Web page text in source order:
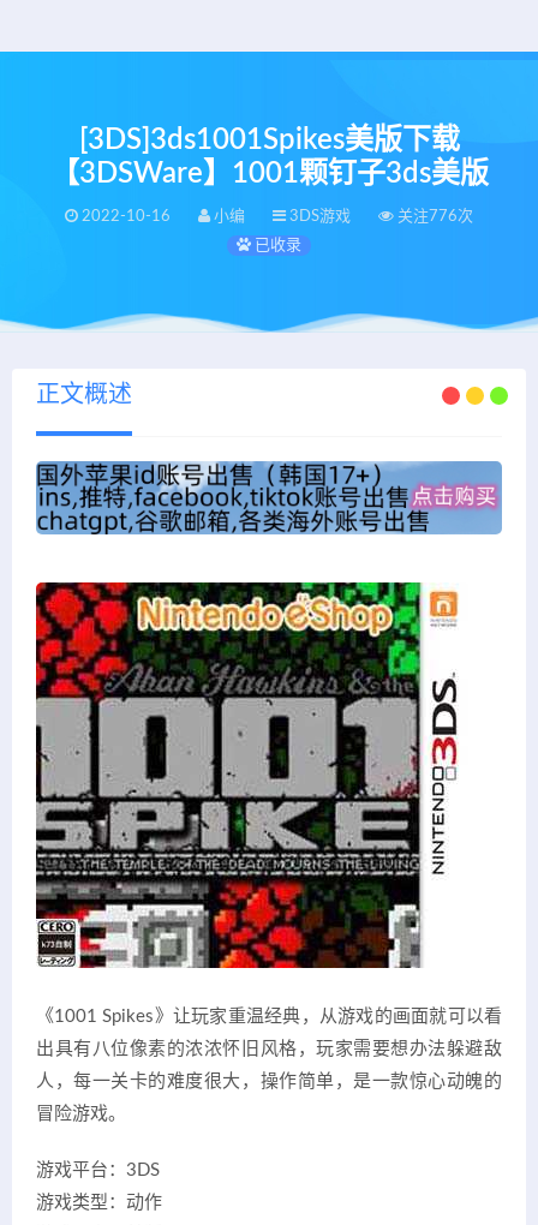
[3DS]3ds1001Spikes美版下载
【3DSWare】1001颗钉子3ds美版
2022-10-16 小编 3DS游戏
关注776次
已收录
正文概述
《1001 Spikes》让玩家重温经典，从游戏的画面就可以看
出具有八位像素的浓浓怀旧风格，玩家需要想办法躲避敌
人，每一关卡的难度很大，操作简单，是一款惊心动魄的
冒险游戏。
游戏平台：3DS
游戏类型：动作